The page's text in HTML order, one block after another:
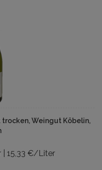
Weingut Köbelin,
| 15,33 €/Liter